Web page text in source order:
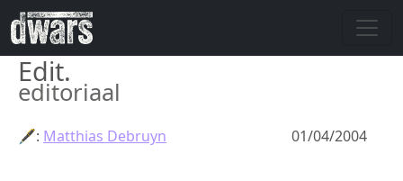
Overslaan en naar de inhoud gaan
Edit.
editoriaal
01/04/2004
🖋: Matthias Debruyn